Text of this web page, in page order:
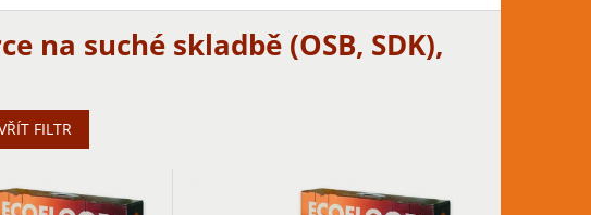
na suché skladbě (OSB, SDK),
FILTR